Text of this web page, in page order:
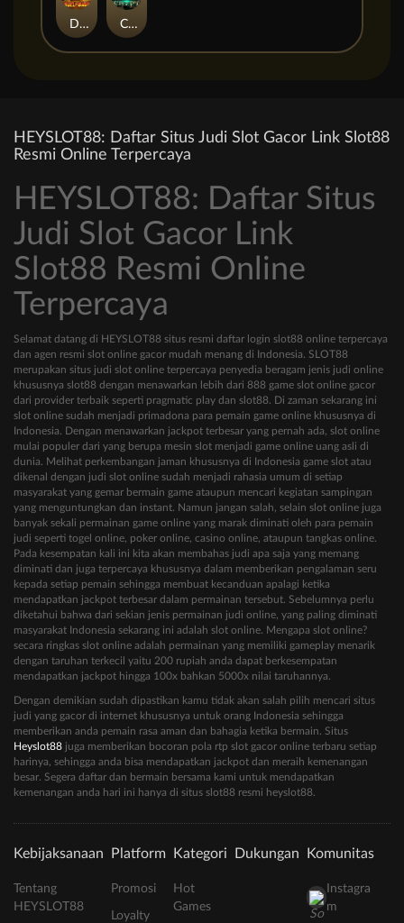
Duel at Dawn Cursed Crypt
HEYSLOT88: Daftar Situs Judi Slot Gacor Link Slot88
Resmi Online Terpercaya
HEYSLOT88: Daftar Situs
Judi Slot Gacor Link
Slot88 Resmi Online
Terpercaya
Selamat datang di HEYSLOT88 situs resmi daftar login slot88 online terpercaya
dan agen resmi slot online gacor mudah menang di Indonesia. SLOT88
merupakan situs judi slot online terpercaya penyedia beragam jenis judi online
khususnya slot88 dengan menawarkan lebih dari 888 game slot online gacor
dari provider terbaik seperti pragmatic play dan slot88. Di zaman sekarang ini
slot online sudah menjadi primadona para pemain game online khususnya di
Indonesia. Dengan menawarkan jackpot terbesar yang pernah ada, slot online
mulai populer dari yang berupa mesin slot menjadi game online uang asli di
dunia. Melihat perkembangan jaman khususnya di Indonesia game slot atau
dikenal dengan judi slot online sudah menjadi rahasia umum di setiap
masyarakat yang gemar bermain game ataupun mencari kegiatan sampingan
yang menguntungkan dan instant. Namun jangan salah, selain slot online juga
banyak sekali permainan game online yang marak diminati oleh para pemain
judi seperti togel online, poker online, casino online, ataupun tangkas online.
Pada kesempatan kali ini kita akan membahas judi apa saja yang memang
diminati dan juga terpercaya khususnya dalam memberikan pengalaman seru
kepada setiap pemain sehingga membuat kecanduan apalagi ketika
mendapatkan jackpot terbesar dalam permainan tersebut. Sebelumnya perlu
diketahui bahwa dari sekian jenis permainan judi online, yang paling diminati
masyarakat Indonesia sekarang ini adalah slot online. Mengapa slot online?
secara ringkas slot online adalah permainan yang memiliki gameplay menarik
dengan taruhan terkecil yaitu 200 rupiah anda dapat berkesempatan
mendapatkan jackpot hingga 100x bahkan 5000x nilai taruhannya.
Dengan demikian sudah dipastikan kamu tidak akan salah pilih mencari situs
judi yang gacor di internet khususnya untuk orang Indonesia sehingga
memberikan anda pemain rasa aman dan bahagia ketika bermain. Situs
Heyslot88 juga memberikan bocoran pola rtp slot gacor online terbaru setiap
harinya, sehingga anda bisa mendapatkan jackpot dan meraih kemenangan
besar. Segera daftar dan bermain bersama kami untuk mendapatkan
kemenangan anda hari ini hanya di situs slot88 resmi heyslot88.
Kebijaksanaan
Tentang
HEYSLOT88
Platform
Promosi
Loyalty
Kategori
Hot
Games
Dukungan Komunitas
Instagra
m